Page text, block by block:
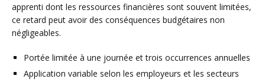
apprenti dont les ressources financières sont souvent limitées,
ce retard peut avoir des conséquences budgétaires non
négligeables.
Portée limitée à une journée et trois occurrences annuelles
Application variable selon les employeurs et les secteurs